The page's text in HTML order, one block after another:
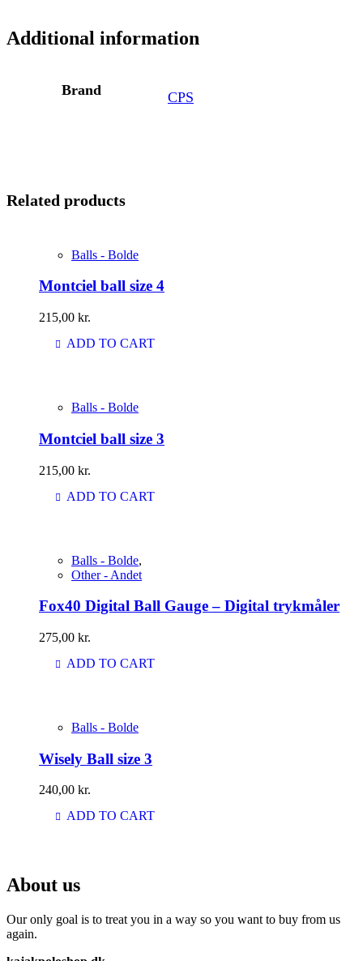
Additional information
Brand CPS
Related products
Balls - Bolde
Montciel ball size 4
215,00 kr.
ADD TO CART
Balls - Bolde
Montciel ball size 3
215,00 kr.
ADD TO CART
Balls - Bolde,
Other - Andet
Fox40 Digital Ball Gauge – Digital trykmåler
275,00 kr.
ADD TO CART
Balls - Bolde
Wisely Ball size 3
240,00 kr.
ADD TO CART
About us
Our only goal is to treat you in a way so you want to buy from us
again.